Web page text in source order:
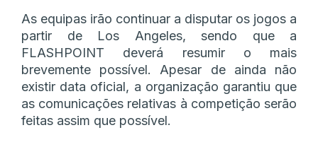
As equipas irão continuar a disputar os jogos a
partir de Los Angeles, sendo que a
FLASHPOINT deverá resumir o mais
brevemente possível. Apesar de ainda não
existir data oficial, a organização garantiu que
as comunicações relativas à competição serão
feitas assim que possível.